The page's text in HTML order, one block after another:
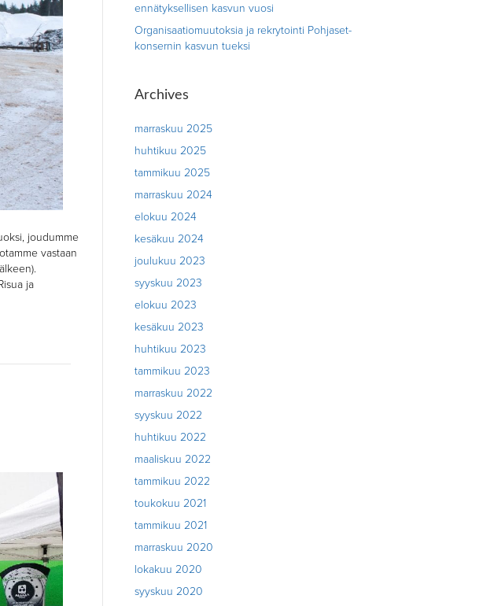
joudumme
vastaan
ja
ennätyksellisen kasvun vuosi
Organisaatiomuutoksia ja rekrytointi Pohjaset-
konsernin kasvun tueksi
Archives
marraskuu 2025
huhtikuu 2025
tammikuu 2025
marraskuu 2024
elokuu 2024
kesäkuu 2024
joulukuu 2023
syyskuu 2023
elokuu 2023
kesäkuu 2023
huhtikuu 2023
tammikuu 2023
marraskuu 2022
syyskuu 2022
huhtikuu 2022
maaliskuu 2022
tammikuu 2022
toukokuu 2021
tammikuu 2021
marraskuu 2020
lokakuu 2020
syyskuu 2020